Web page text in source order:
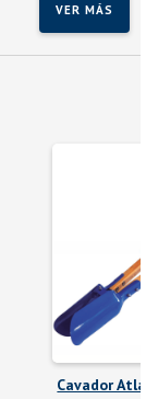
VER MÁS
Cavador